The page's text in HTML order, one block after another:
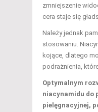
zmniejszenie
cera staje się
Należy jednak
stosowaniu.
kojące, dlatego
podrażnienia,
Optymalnym
niacynamidu do
pielęgnacyjnej,